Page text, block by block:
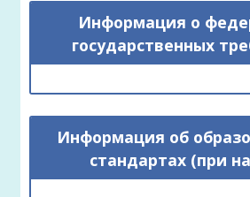
Информация о
государственных
Информация об
стандартах (при